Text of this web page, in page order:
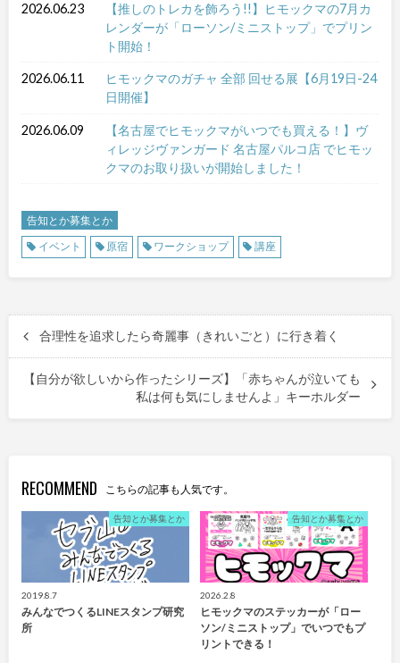
2026.06.23
【推しのトレカを飾ろう!!】ヒモックマの7月カ
レンダーが「ローソン/ミニストップ」でプリン
ト開始！
2026.06.11
ヒモックマのガチャ 全部 回せる展【6月19日-24
日開催】
2026.06.09
【名古屋でヒモックマがいつでも買える！】ヴ
ィレッジヴァンガード 名古屋パルコ店 でヒモッ
クマのお取り扱いが開始しました！
告知とか募集とか
イベント
原宿 ワークショップ 講座
合理性を追求したら奇麗事（きれいごと）に行き着く
【自分が欲しいから作ったシリーズ】「赤ちゃんが泣いても
私は何も気にしませんよ」キーホルダー
RECOMMEND こちらの記事も人気です。
告知とか募集とか
2019.8.7
みんなでつくるLINEスタンプ研究
所
告知とか募集とか
2026.2.8
ヒモックマのステッカーが「ロー
ソン/ミニストップ」でいつでもプ
リントできる！